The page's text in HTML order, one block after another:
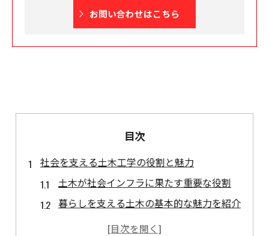
お問い合わせはこちら
目次
社会を支える土木工学の役割と魅力
土木が社会インフラに果たす重要な役割
暮らしを支える土木の基本的な魅力を紹介
土木分野が社会発展に与える影響を考察